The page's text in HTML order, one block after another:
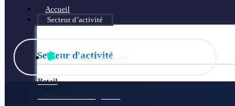
Accueil
Secteur d’activité
Secteur d'activité
Retail
Testez votre éligibilité